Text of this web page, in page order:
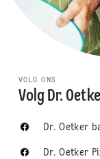
VOLG ONS
Volg Dr.
Dr. Oetker
Dr. Oetker